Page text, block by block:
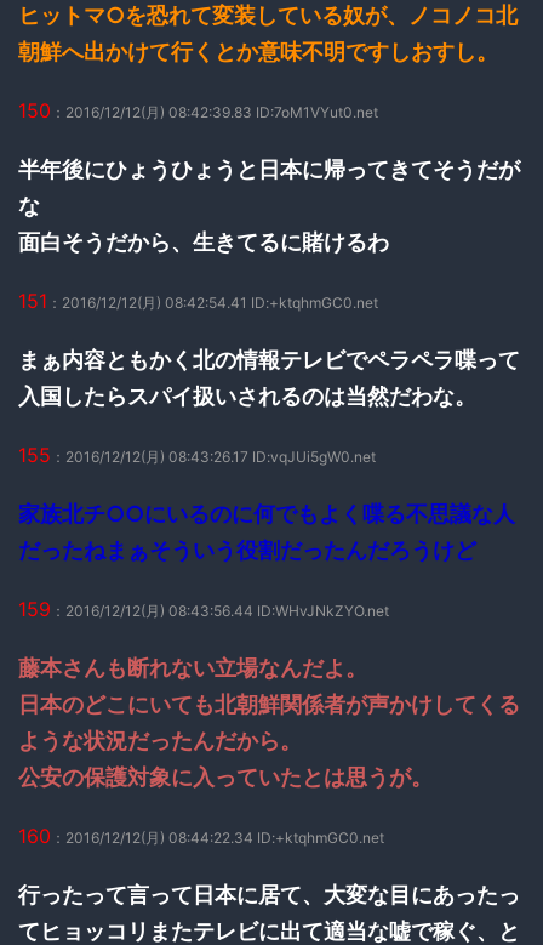
ヒットマ○を恐れて変装している奴が、ノコノコ北
朝鮮へ出かけて行くとか意味不明ですしおすし。
150 ：2016/12/12(月) 08:42:39.83 ID:7oM1VYut0.net
半年後にひょうひょうと日本に帰ってきてそうだが
な
面白そうだから、生きてるに賭けるわ
151 ：2016/12/12(月) 08:42:54.41 ID:+ktqhmGC0.net
まぁ内容ともかく北の情報テレビでペラペラ喋って
入国したらスパイ扱いされるのは当然だわな。
155 ：2016/12/12(月) 08:43:26.17 ID:vqJUi5gW0.net
家族北チ○○にいるのに何でもよく喋る不思議な人
だったねまぁそういう役割だったんだろうけど
159 ：2016/12/12(月) 08:43:56.44 ID:WHvJNkZYO.net
藤本さんも断れない立場なんだよ。
日本のどこにいても北朝鮮関係者が声かけしてくる
ような状況だったんだから。
公安の保護対象に入っていたとは思うが。
160 ：2016/12/12(月) 08:44:22.34 ID:+ktqhmGC0.net
行ったって言って日本に居て、大変な目にあったっ
てヒョッコリまたテレビに出て適当な嘘で稼ぐ、と